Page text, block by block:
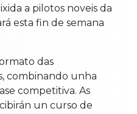
a pilotos noveis da
esta fin de semana
das
combinando unha
competitiva. As
un curso de